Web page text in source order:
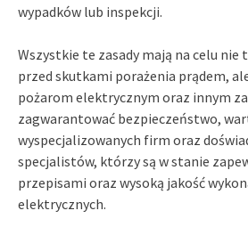
wypadków lub inspekcji.
Wszystkie te zasady mają na celu nie
przed skutkami porażenia prądem,
pożarom elektrycznym oraz innym
zagwarantować bezpieczeństwo,
wyspecjalizowanych firm oraz
specjalistów, którzy są w stanie
przepisami oraz wysoką jakość
elektrycznych.